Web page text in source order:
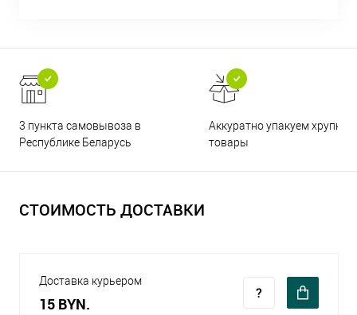
3 пункта самовывоза в
Республике Беларусь
Аккуратно упакуем хрупкие
товары
СТОИМОСТЬ ДОСТАВКИ
Доставка курьером
15 BYN.